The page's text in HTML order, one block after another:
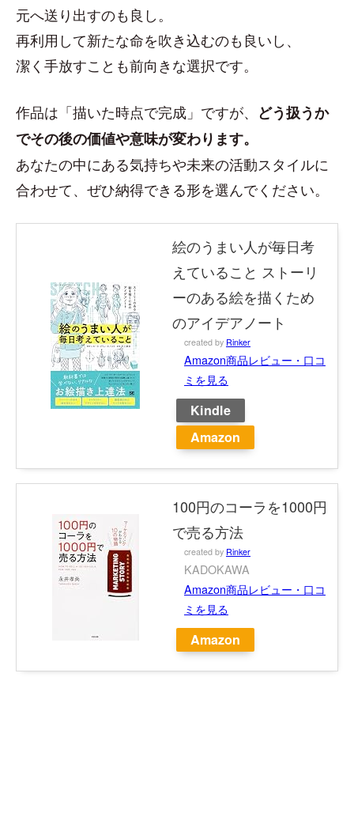
元へ送り出すのも良し。
再利用して新たな命を吹き込むのも良いし、
潔く手放すことも前向きな選択です。
作品は「描いた時点で完成」ですが、 どう扱うか
でその後の価値や意味が変わります。
あなたの中にある気持ちや未来の活動スタイルに
合わせて、ぜひ納得できる形を選んでください。
絵のうまい人が毎日考
えていること ストーリ
ーのある絵を描くため
のアイデアノート
created by Rinker
Amazon商品レビュー・口コ
ミを見る
Kindle
Amazon
100円のコーラを1000円
で売る方法
created by Rinker
KADOKAWA
Amazon商品レビュー・口コ
ミを見る
Amazon